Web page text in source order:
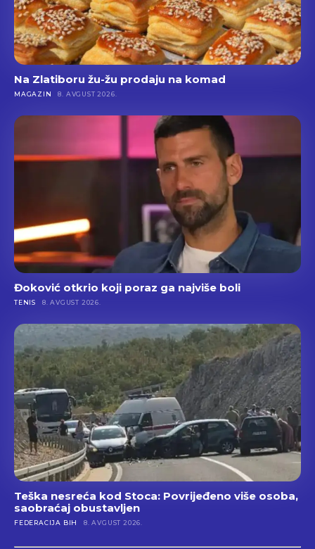
Na Zlatiboru žu-žu prodaju na komad
MAGAZIN 8. AVGUST 2026.
Đoković otkrio koji poraz ga najviše boli
TENIS 8. AVGUST 2026.
Teška nesreća kod Stoca: Povrijeđeno više osoba,
saobraćaj obustavljen
FEDERACIJA BIH 8. AVGUST 2026.